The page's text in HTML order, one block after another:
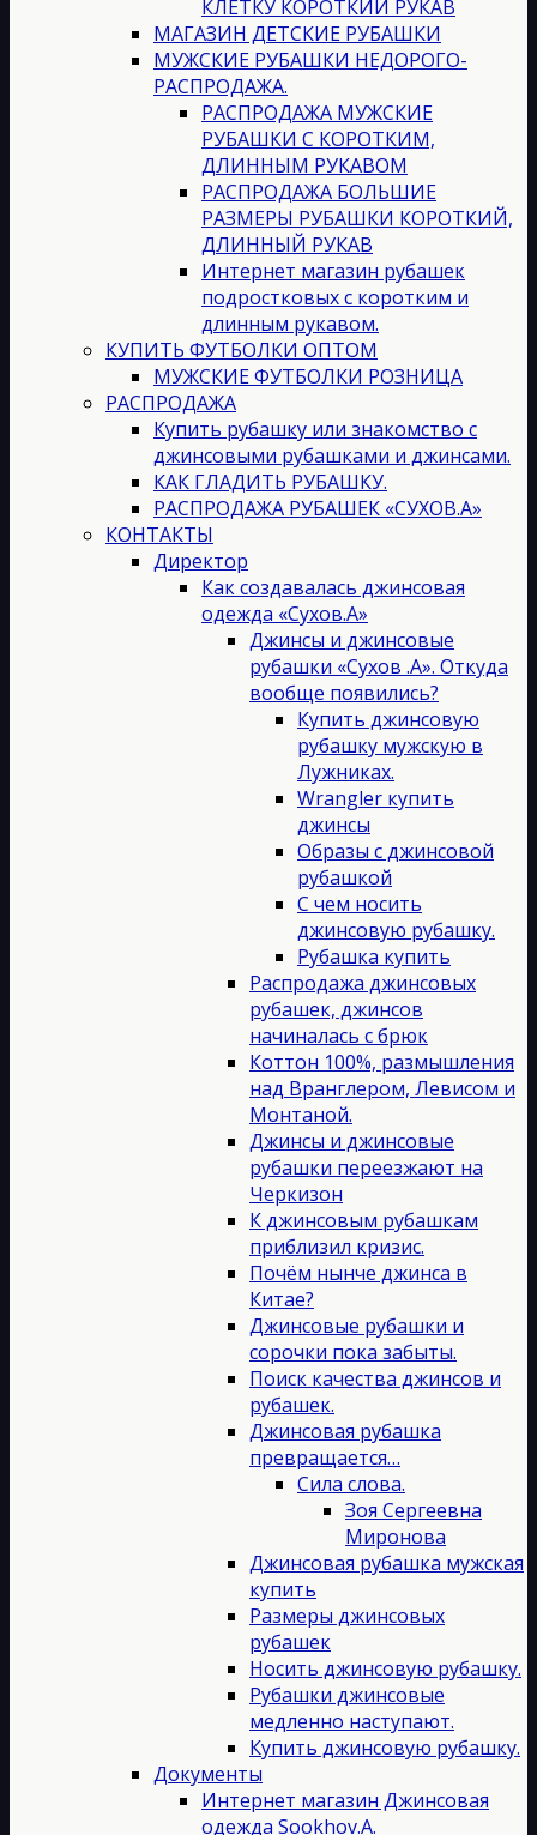
КЛЕТКУ КОРОТКИЙ РУКАВ
МАГАЗИН ДЕТСКИЕ РУБАШКИ
МУЖСКИЕ РУБАШКИ НЕДОРОГО-
РАСПРОДАЖА.
РАСПРОДАЖА МУЖСКИЕ
РУБАШКИ С КОРОТКИМ,
ДЛИННЫМ РУКАВОМ
РАСПРОДАЖА БОЛЬШИЕ
РАЗМЕРЫ РУБАШКИ КОРОТКИЙ,
ДЛИННЫЙ РУКАВ
Интернет магазин рубашек
подростковых с коротким и
длинным рукавом.
КУПИТЬ ФУТБОЛКИ ОПТОМ
МУЖСКИЕ ФУТБОЛКИ РОЗНИЦА
РАСПРОДАЖА
Купить рубашку или знакомство с
джинсовыми рубашками и джинсами.
КАК ГЛАДИТЬ РУБАШКУ.
РАСПРОДАЖА РУБАШЕК «СУХОВ.А»
КОНТАКТЫ
Директор
Как создавалась джинсовая
одежда «Сухов.А»
Джинсы и джинсовые
рубашки «Сухов .А». Откуда
вообще появились?
Купить джинсовую
рубашку мужскую в
Лужниках.
Wrangler купить
джинсы
Образы с джинсовой
рубашкой
С чем носить
джинсовую рубашку.
Рубашка купить
Распродажа джинсовых
рубашек, джинсов
начиналась с брюк
Коттон 100%, размышления
над Вранглером, Левисом и
Монтаной.
Джинсы и джинсовые
рубашки переезжают на
Черкизон
К джинсовым рубашкам
приблизил кризис.
Почём нынче джинса в
Китае?
Джинсовые рубашки и
сорочки пока забыты.
Поиск качества джинсов и
рубашек.
Джинсовая рубашка
превращается…
Сила слова.
Зоя Сергеевна
Миронова
Джинсовая рубашка мужская
купить
Размеры джинсовых
рубашек
Носить джинсовую рубашку.
Рубашки джинсовые
медленно наступают.
Купить джинсовую рубашку.
Документы
Интернет магазин Джинсовая
одежда Sookhov.A.